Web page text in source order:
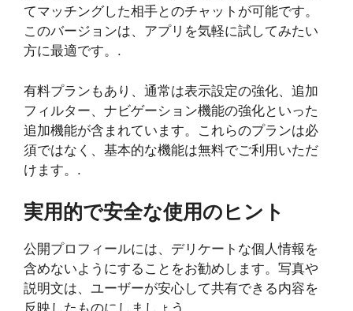
てマッチングした相手とのチャットが可能です。
このバージョンは、アプリを気軽に試してみたい
方に最適です。.
有料プランもあり、通常は表示設定の強化、追加
フィルター、ナビゲーション機能の強化といった
追加機能が含まれています。これらのプランは必
須ではなく、基本的な機能は無料でご利用いただ
けます。.
実用的で安全な使用のヒント
公開プロフィールには、デリケートな個人情報を
含めないようにすることをお勧めします。写真や
説明文は、ユーザーが安心して共有できる内容を